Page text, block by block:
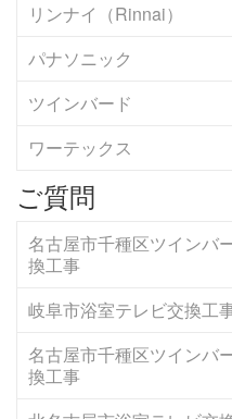
リンナイ（Rinnai）
パナソニック
ツインバード
ワーテックス
ご質問
名古屋市千種区ツインバ
換工事
岐阜市浴室テレビ交換工
名古屋市千種区ツインバ
換工事